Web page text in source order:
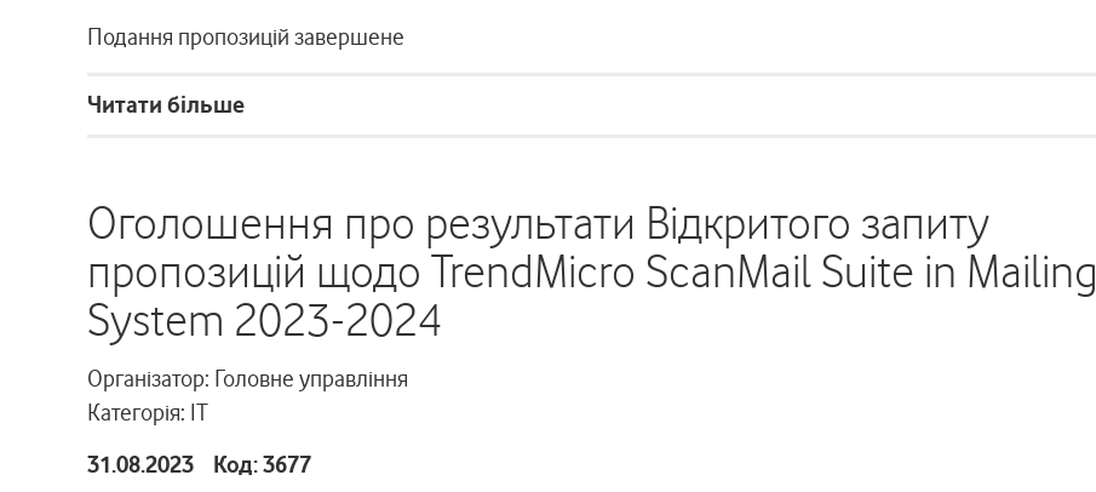
Подання пропозицій завершене
Читати більше
Оголошення про результати Відкритого запиту
пропозицій щодо TrendMicro ScanMail Suite in Mailing
System 2023-2024
Організатор: Головне управління
Категорія: ІТ
31.08.2023 Код: 3677